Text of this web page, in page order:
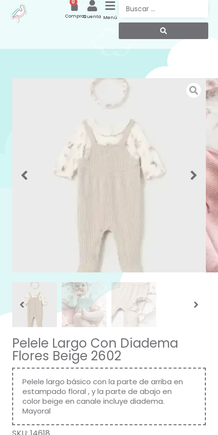
Menú
Cuenta
0
Compras
Pelele Largo Con Diadema
Flores Beige 2602
Pelele largo básico con la parte de arriba en
estampado floral , y la parte de abajo en
color beige en canale incluye diadema.
Mayoral